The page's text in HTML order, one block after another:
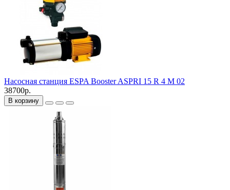
Насосная станция ESPA Booster ASPRI 15 R 4 M 02
38700р.
В корзину